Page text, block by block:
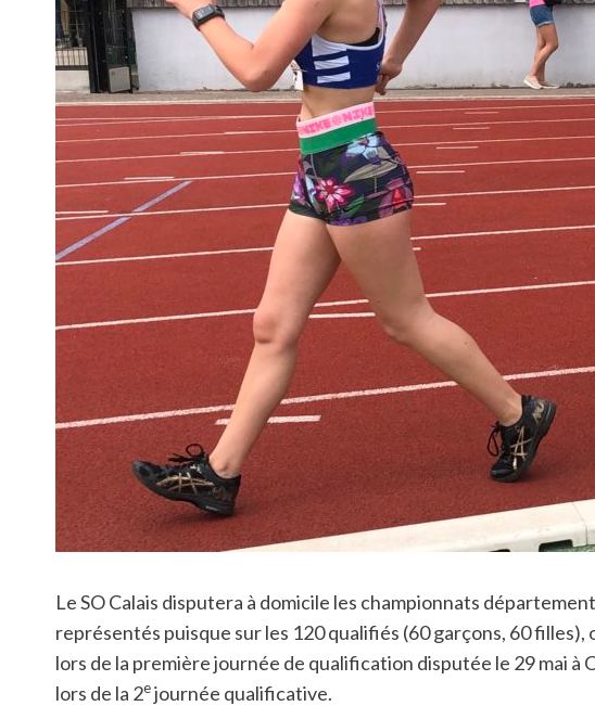
Le SO Calais disputera à domicile les championnats
représentés puisque sur les 120 qualifiés (60 garçons, 60
lors de la première journée de qualification disputée le 29 mai à
lors de la 2ejournée qualificative.